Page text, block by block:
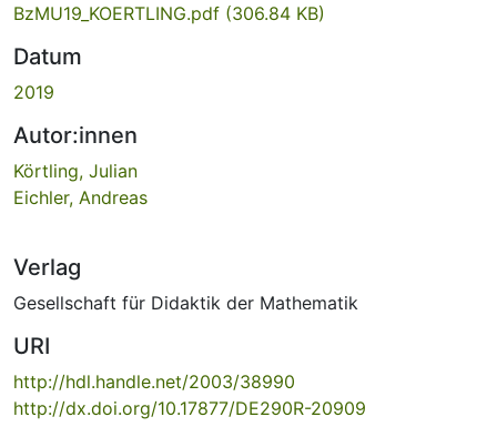
BzMU19_KOERTLING.pdf (306.84 KB)
Datum
2019
Autor:innen
Körtling, Julian
Eichler, Andreas
Verlag
Gesellschaft für Didaktik der Mathematik
URI
http://hdl.handle.net/2003/38990
http://dx.doi.org/10.17877/DE290R-20909